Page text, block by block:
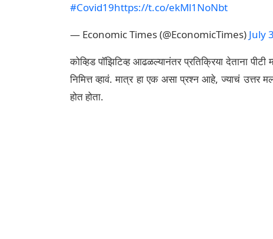
#Covid19https://t.co/ekMl1NoNbt
— Economic Times (@EconomicTimes) July
कोव्हिड पॉझिटिव्ह आढळल्यानंतर प्रतिक्रिया देताना
निमित्त व्हावं. मात्र हा एक असा प्रश्न आहे, ज्याचं उत्तर
होत होता.